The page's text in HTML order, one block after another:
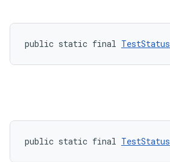
public static final TestStatus
public static final TestStatus